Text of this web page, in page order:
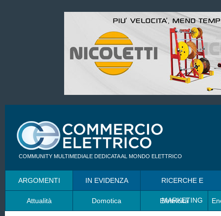
COMMUNITY MULTIMEDIALE DEDICATA AL MONDO ELETTRICO
ARGOMENTI
Attualità Domotica Elettricità
IN EVIDENZA RICERCHE E
MARKETING